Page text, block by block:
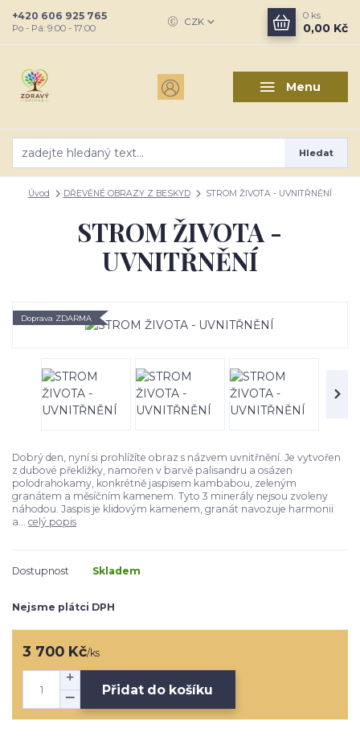
Menu
CZK
Hledat
+420 606 925 765
Po - Pá: 9:00 - 17:00
0 ks
0,00 Kč
Úvod DŘEVĚNÉ OBRAZY Z BESKYD STROM ŽIVOTA - UVNITŘNĚNÍ
STROM ŽIVOTA -
UVNITŘNĚNÍ
Doprava ZDARMA
Dobrý den, nyní si prohlížíte obraz s názvem uvnitřnění. Je vytvořen
z dubové překližky, namořen v barvě palisandru a osázen
polodrahokamy, konkrétně jaspisem kambabou, zeleným
granátem a měsíčním kamenem. Tyto 3 minerály nejsou zvoleny
náhodou. Jaspis je klidovým kamenem, granát navozuje harmonii
a... celý popis
Dostupnost Skladem
Nejsme plátci DPH
3 700 Kč/ks
Přidat do košíku